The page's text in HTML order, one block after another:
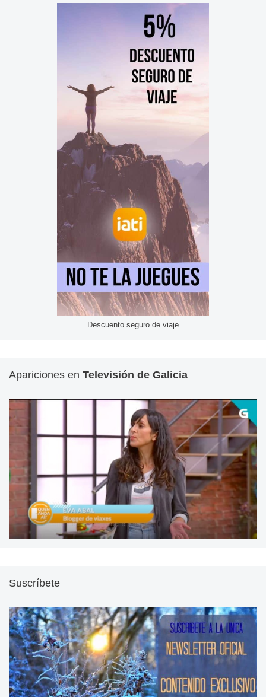
Descuento seguro de viaje
Apariciones en Televisión de Galicia
Suscríbete